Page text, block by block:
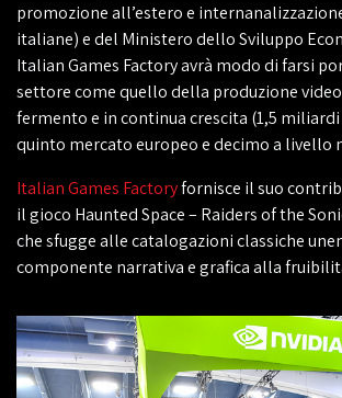
promozione all’estero e
italiane) e del Ministero dello Sviluppo
Italian Games Factory avrà modo di farsi
settore come quello della produzione
fermento e in continua crescita (1,5 miliardi
quinto mercato europeo e decimo a livello
Italian Games Factoryfornisce il suo
il gioco Haunted Space – Raiders of the
che sfugge alle catalogazioni classiche
componente narrativa e grafica alla